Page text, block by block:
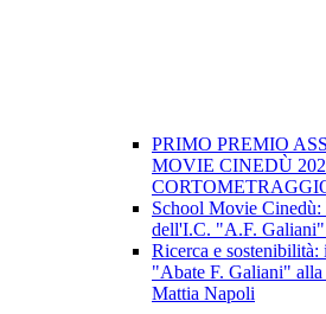
PRIMO PREMIO
MOVIE CINEDÙ
School Movie
dell'I.C. "A.F. Galiani"
Ricerca e
"Abate F. Galiani" alla
Mattia Napoli